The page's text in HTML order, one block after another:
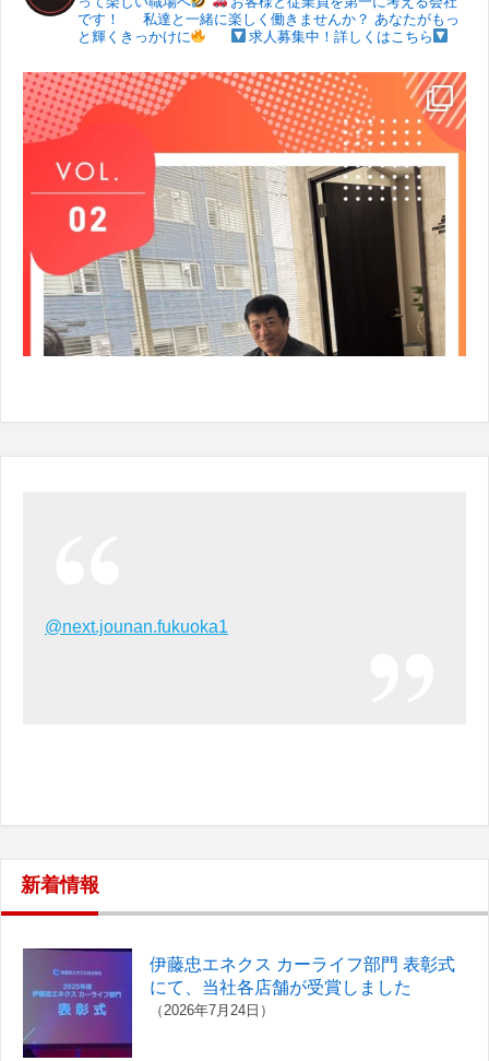
です！
私達と一緒に楽しく働きませんか？ あなたがもっ
と輝くきっかけに
求人募集中！詳しくはこちら
@next.jounan.fukuoka1
新着情報
伊藤忠エネクス カーライフ部門 表彰式
にて、当社各店舗が受賞しました
（2026年7月24日）